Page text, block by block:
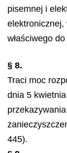
pisemnej i
elektronicznej,
właściwego
§ 8.
Traci moc
dnia 5
445).